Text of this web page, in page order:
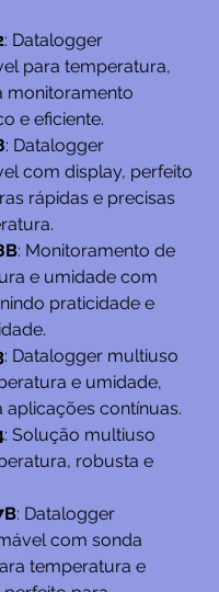
: Datalogger
para temperatura,
monitoramento
e eficiente.
: Datalogger
com display, perfeito
rápidas e precisas
: Monitoramento de
e umidade com
praticidade e
: Datalogger multiuso
e umidade,
aplicações contínuas.
: Solução multiuso
robusta e
: Datalogger
com sonda
temperatura e